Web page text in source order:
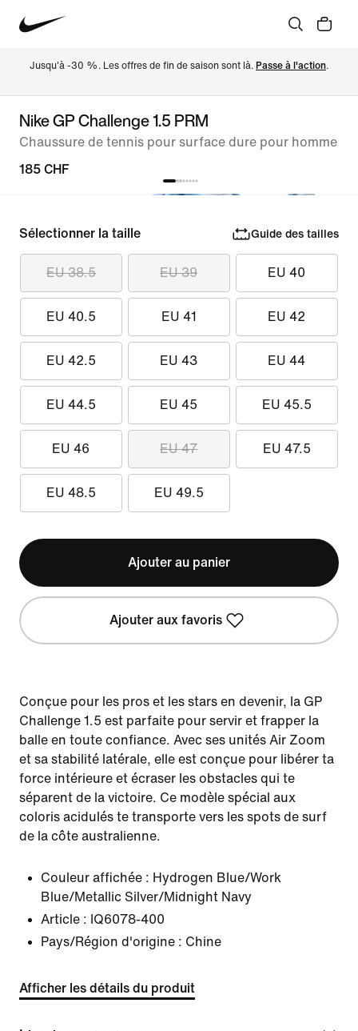
Jusqu'à -30 %. Les offres de fin de saison sont là. Passe à l'action.
Nike GP Challenge 1.5 PRM
Chaussure de tennis pour surface dure pour homme
185 CHF
Sélectionner la taille Guide des tailles
EU 38.5 EU 39 EU 40
EU 40.5 EU 41 EU 42
EU 42.5 EU 43 EU 44
EU 44.5 EU 45 EU 45.5
EU 46 EU 47 EU 47.5
EU 48.5 EU 49.5
Ajouter au panier
Ajouter aux favoris
Conçue pour les pros et les stars en devenir, la GP
Challenge 1.5 est parfaite pour servir et frapper la
balle en toute confiance. Avec ses unités Air Zoom
et sa stabilité latérale, elle est conçue pour libérer ta
force intérieure et écraser les obstacles qui te
séparent de la victoire. Ce modèle spécial aux
coloris acidulés te transporte vers les spots de surf
de la côte australienne.
Couleur affichée : Hydrogen Blue/Work
Blue/Metallic Silver/Midnight Navy
Article : IQ6078-400
Pays/Région d'origine : Chine
Afficher les détails du produit